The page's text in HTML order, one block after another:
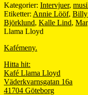
Kategorier: Intervjuer,
Etiketter: Annie Lööf, Billy
Björklund, Kalle Lind,
Llama Lloyd
Kafémeny.
Hitta hit:
Kafé Llama Lloyd
Väderkvarnsgatan 16a
41704 Göteborg